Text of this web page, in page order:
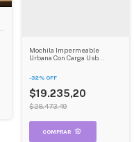
Mochila Impermeable
Urbana Con Carga Usb
-32% OFF
$19.235,20
$28.473,49